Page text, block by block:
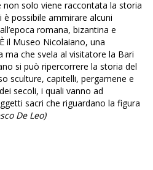
solo viene raccontata la storia
possibile ammirare alcuni
romana, bizantina e
il Museo Nicolaiano, una
ma che svela al visitatore la Bari
si può ripercorrere la storia del
sculture, capitelli, pergamene e
secoli, i quali vanno ad
sacri che riguardano la figura
De Leo)